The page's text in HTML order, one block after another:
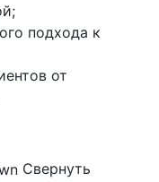
подхода к
от
Свернуть